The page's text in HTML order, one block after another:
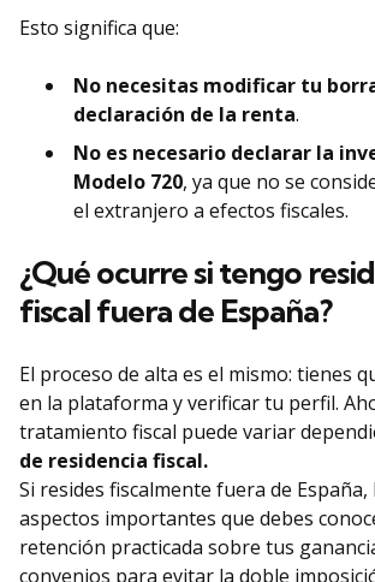
Esto significa que:
No necesitas modificar tu
declaración de la renta.
No es necesario declarar la
Modelo 720, ya que no se
el extranjero a efectos fiscales.
¿Qué ocurre si tengo
fiscal fuera de España?
El proceso de alta es el mismo: tienes
en la plataforma y verificar tu perfil.
tratamiento fiscal puede variar
de residencia fiscal.
Si resides fiscalmente fuera de
aspectos importantes que debes
retención practicada sobre tus
convenios para evitar la doble